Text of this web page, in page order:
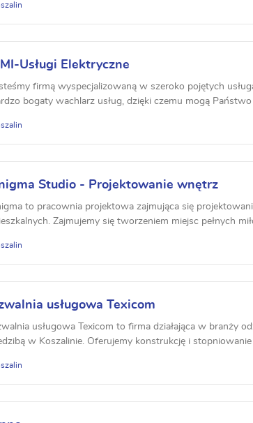
Usługi Elektryczne
firmą wyspecjalizowaną w szeroko pojętych
bogaty wachlarz usług, dzięki czemu mogą Państwo
Studio - Projektowanie wnętrz
to pracownia projektowa zajmująca się
Zajmujemy się tworzeniem miejsc pełnych
usługowa Texicom
usługowa Texicom to firma działająca w branży
w Koszalinie. Oferujemy konstrukcję i stopniowanie